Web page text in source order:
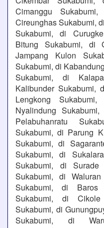
Cimanggu
Cireunghas Sukabumi,
Sukabumi, di
Bitung Sukabumi, di
Jampang Kulon
Sukabumi, di
Sukabumi, di
Kalibunder Sukabumi,
Lengkong
Nyalindung
Pelabuhanratu
Sukabumi, di Parung
Sukabumi, di
Sukabumi, di
Sukabumi, di Surade
Sukabumi, di
Sukabumi, di Baros
Sukabumi, di
Sukabumi, di
Sukabumi, di